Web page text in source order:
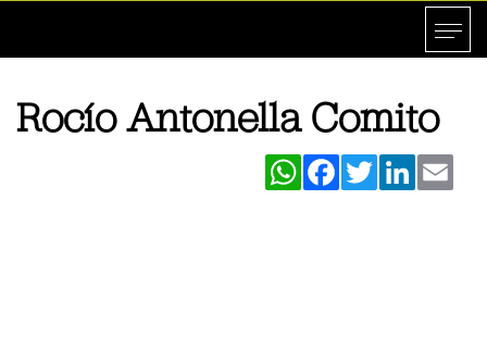
Rocío Antonella Comito
WhatsAppFacebookTwitterLinkedIn